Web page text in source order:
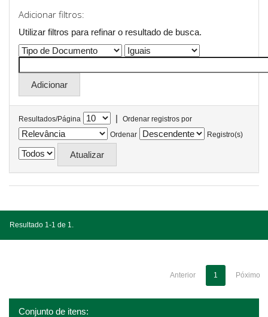
Adicionar filtros:
Utilizar filtros para refinar o resultado de busca.
Resultados/Página |
Ordenar registros por
Ordenar
Registro(s)
Resultado 1-1 de 1.
Anterior 1 Póximo
Conjunto de itens: